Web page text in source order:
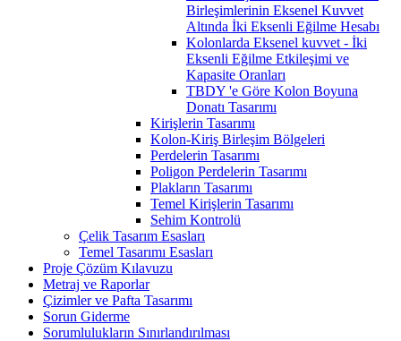
Birleşimlerinin Eksenel Kuvvet
Altında İki Eksenli Eğilme Hesabı
Kolonlarda Eksenel kuvvet - İki
Eksenli Eğilme Etkileşimi ve
Kapasite Oranları
TBDY 'e Göre Kolon Boyuna
Donatı Tasarımı
Kirişlerin Tasarımı
Kolon-Kiriş Birleşim Bölgeleri
Perdelerin Tasarımı
Poligon Perdelerin Tasarımı
Plakların Tasarımı
Temel Kirişlerin Tasarımı
Sehim Kontrolü
Çelik Tasarım Esasları
Temel Tasarımı Esasları
Proje Çözüm Kılavuzu
Metraj ve Raporlar
Çizimler ve Pafta Tasarımı
Sorun Giderme
Sorumlulukların Sınırlandırılması